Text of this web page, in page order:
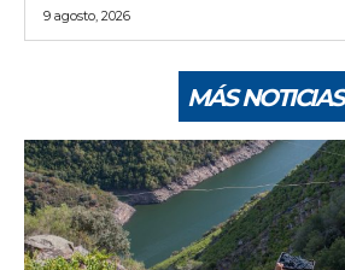
9 agosto, 2026
MÁS NOTICIAS